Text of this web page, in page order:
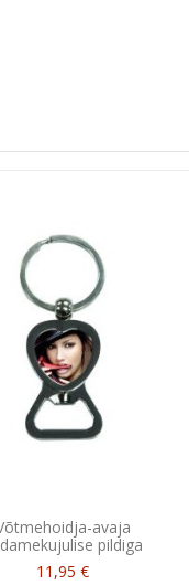
soovisinavaja
pildiga
11,95 €